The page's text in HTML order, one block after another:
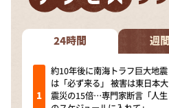
DAIGOも台所 ～きょうの献
本日はダイアンなり！シーズ
朝だ！生です旅サラダ
教えて！ニュースライブ 正
24時間 週間
約10年後に南海トラフ巨大地震
は「必ず来る」 被害は東日本大
震災の15倍…専門家断言「人生